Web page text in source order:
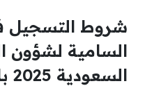
شروط التسجيل
السامية لشؤون
السعودية 2025 بالتفصيل